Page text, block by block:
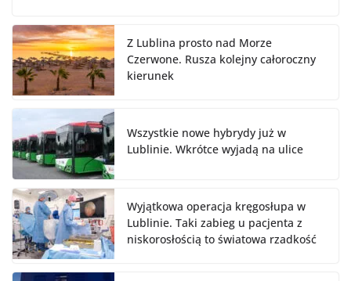
Z Lublina prosto nad Morze
Czerwone. Rusza kolejny całoroczny
kierunek
Wszystkie nowe hybrydy już w
Lublinie. Wkrótce wyjadą na ulice
Wyjątkowa operacja kręgosłupa w
Lublinie. Taki zabieg u pacjenta z
niskorosłością to światowa rzadkość